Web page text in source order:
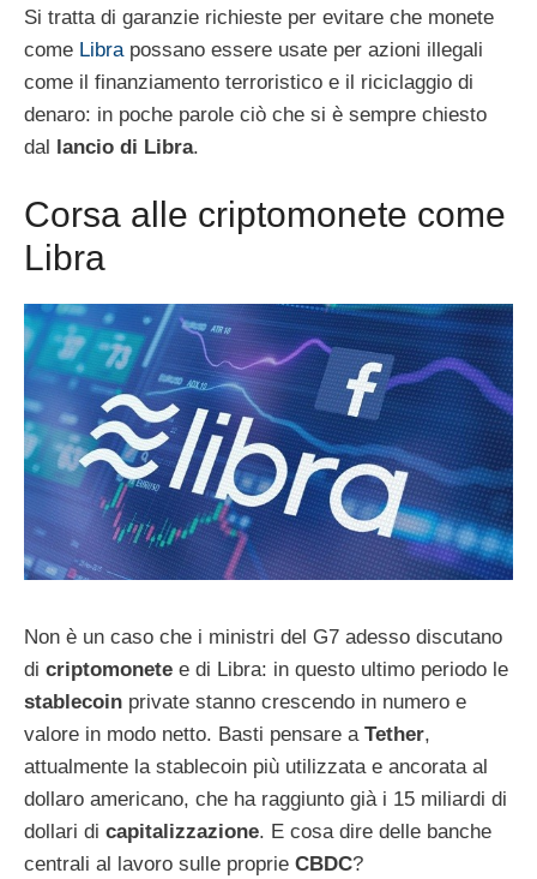
Si tratta di garanzie richieste per evitare che monete
come Librapossano essere usate per azioni illegali
come il finanziamento terroristico e il riciclaggio di
denaro: in poche parole ciò che si è sempre chiesto
dal lancio di Libra.
Corsa alle criptomonete come
Libra
Non è un caso che i ministri del G7 adesso discutano
di criptomonete e di Libra: in questo ultimo periodo le
stablecoin private stanno crescendo in numero e
valore in modo netto. Basti pensare a Tether,
attualmente la stablecoin più utilizzata e ancorata al
dollaro americano, che ha raggiunto già i 15 miliardi di
dollari di capitalizzazione. E cosa dire delle banche
centrali al lavoro sulle proprie CBDC?